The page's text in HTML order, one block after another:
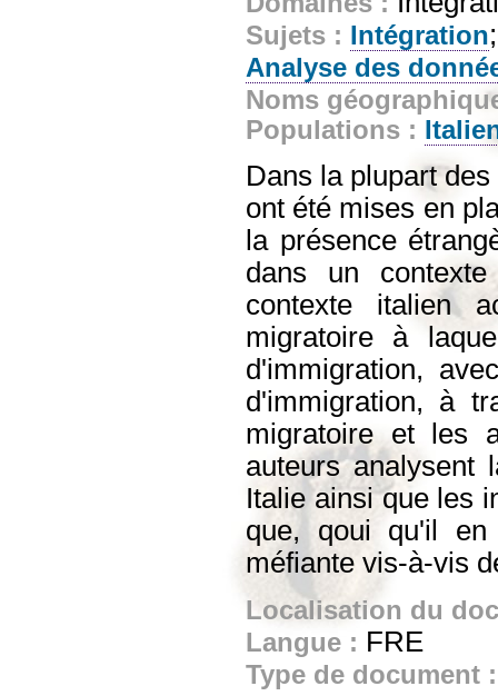
Sujets : Intégration
Analyse des
Noms
Populations :
Dans la plupart
ont été mises en
la présence
dans un contexte
contexte italien
migratoire à
d'immigration,
d'immigration, à
migratoire et les
auteurs analysent
Italie ainsi que les
que, qoui qu'il en
méfiante vis-à-vis
Localisation du
Langue : FRE
Type de document